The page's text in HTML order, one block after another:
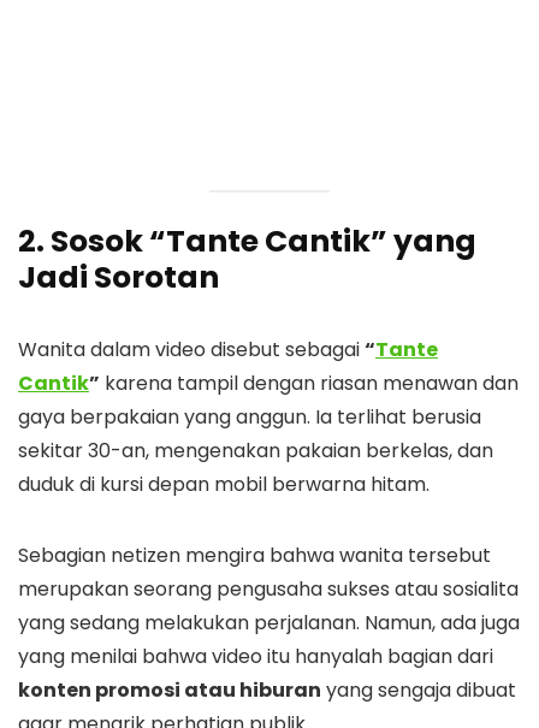
2. Sosok “Tante Cantik” yang
Jadi Sorotan
Wanita dalam video disebut sebagai“Tante
Cantik” karena tampil dengan riasan menawan dan
gaya berpakaian yang anggun. Ia terlihat berusia
sekitar 30-an, mengenakan pakaian berkelas, dan
duduk di kursi depan mobil berwarna hitam.
Sebagian netizen mengira bahwa wanita tersebut
merupakan seorang pengusaha sukses atau sosialita
yang sedang melakukan perjalanan. Namun, ada juga
yang menilai bahwa video itu hanyalah bagian dari
konten promosi atau hiburan yang sengaja dibuat